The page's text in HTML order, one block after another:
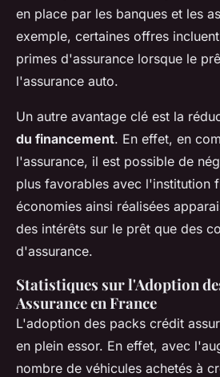
en place par les banques et les
exemple, certaines offres
primes d'assurance lorsque le
l'assurance auto.
Un autre avantage clé est la
du financement. En effet, en
l'assurance, il est possible de
plus favorables avec l'institution
économies ainsi réalisées
des intérêts sur le prêt que des
d'assurance.
Statistiques sur l'Adoption
Assurance en France
L'adoption des packs crédit
en plein essor. En effet, avec
nombre de véhicules achetés à